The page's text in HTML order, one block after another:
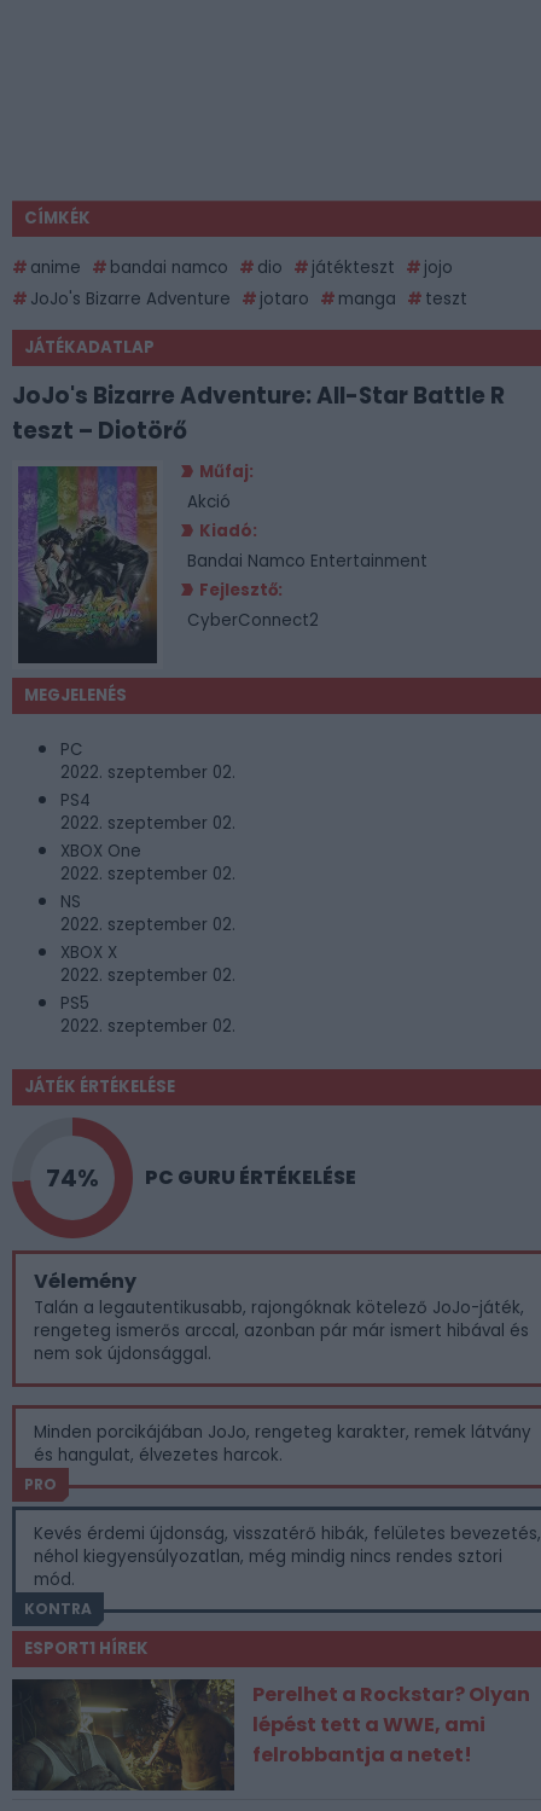
CÍMKÉK
anime bandai namco dio játékteszt
jojo
JoJo's Bizarre Adventure
jotaro manga teszt
JÁTÉKADATLAP
JoJo's Bizarre Adventure: All-Star Battle R
teszt – Diotörő
Műfaj:
Akció
Kiadó:
Bandai Namco Entertainment
Fejlesztő:
CyberConnect2
MEGJELENÉS
PC
2022. szeptember 02.
PS4
2022. szeptember 02.
XBOX One
2022. szeptember 02.
NS
2022. szeptember 02.
XBOX X
2022. szeptember 02.
PS5
2022. szeptember 02.
JÁTÉK ÉRTÉKELÉSE
74% PC GURU ÉRTÉKELÉSE
Vélemény
Talán a legautentikusabb, rajongóknak kötelező JoJo-játék,
rengeteg ismerős arccal, azonban pár már ismert hibával és
nem sok újdonsággal.
Minden porcikájában JoJo, rengeteg karakter, remek látvány
és hangulat, élvezetes harcok.
PRO
Kevés érdemi újdonság, visszatérő hibák, felületes bevezetés,
néhol kiegyensúlyozatlan, még mindig nincs rendes sztori
mód.
KONTRA
ESPORT1 HÍREK
Perelhet a Rockstar? Olyan
lépést tett a WWE, ami
felrobbantja a netet!